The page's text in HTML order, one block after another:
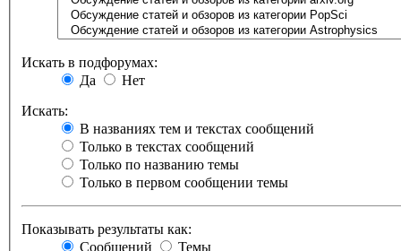
Искать в подфорумах:
Да
Нет
Искать:
В названиях тем и текстах сообщений
Только в текстах сообщений
Только по названию темы
Только в первом сообщении темы
Показывать результаты как:
Сообщений
Темы